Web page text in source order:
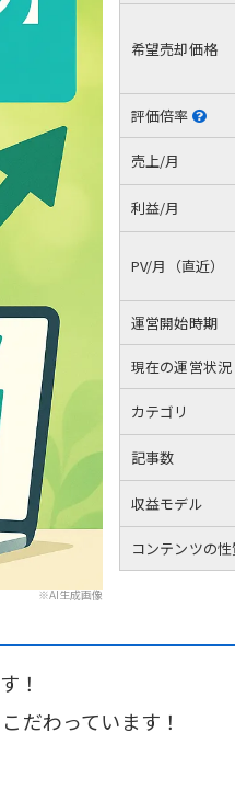
※AI生成画像
希望売却価格
評価倍率
売上/月
利益/月
PV/月（直近）
運営開始時期
現在の運営状況
カテゴリ
記事数
収益モデル
コンテンツの性
！
だわっています！